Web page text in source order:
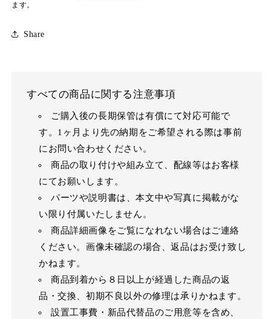
ます。
Share
すべての商品に関する注意事項
ご購入後の長期保管は有償にて対応可能で
す。1ヶ月より先の納期をご希望される際は事前
にお問い合わせください。
商品の取り付けや組み立て、配線等はお客様
にてお願いします。
パーツや説明書は、本文中や写真に掲載がな
い限り付属いたしません。
商品詳細画像をご覧になれない場合はご連絡
ください。画像未確認の場合、返品はお受け致し
かねます。
商品到着から８日以上が経過した商品の返
品・交換、初期不良以外の修理は承りかねます。
設置工事費・新品代替品のご用意等を含め、